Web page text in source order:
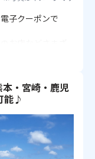
子クーポンで
認ください。
・宮崎・鹿児
能♪